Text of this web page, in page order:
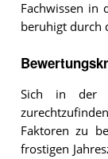
Fachwissen in
beruhigt durch
Sich in der
Faktoren zu
frostigen